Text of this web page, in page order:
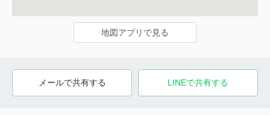
地図アプリで見る
メールで共有する LINEで共有する